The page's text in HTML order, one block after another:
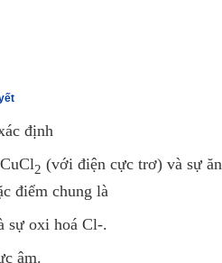
định
2 (với điện cực trơ) và sự
điểm chung là
sự oxi hoá Cl-.
âm.